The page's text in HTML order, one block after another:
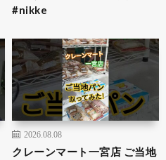
#nikke
2026.08.08
クレーンマート一宮店 ご当地